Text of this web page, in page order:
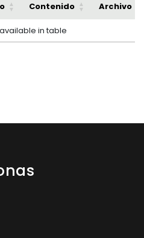
Contenido Archivo
in table